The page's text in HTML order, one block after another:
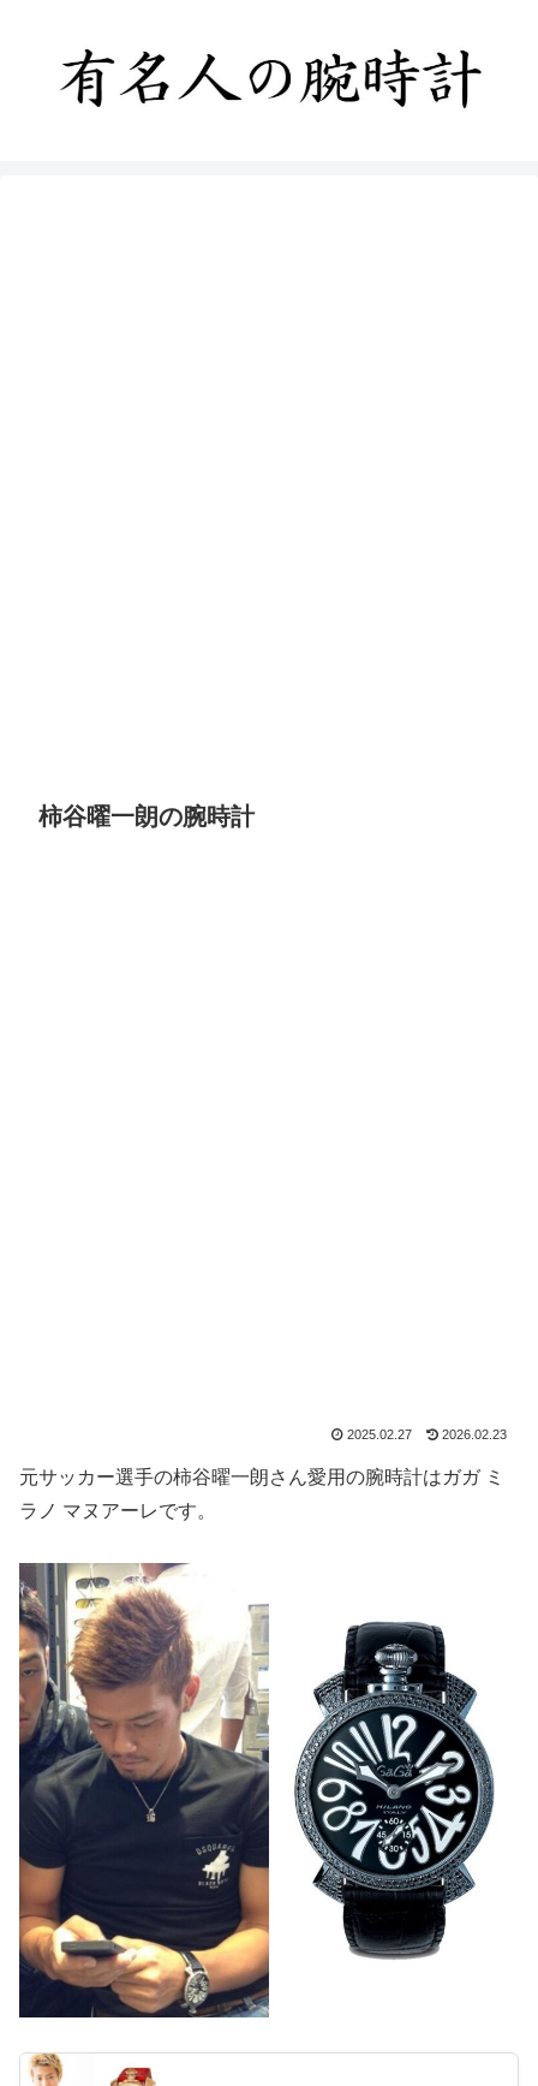
柿谷曜一朗の腕時計
2025.02.27 2026.02.23
元サッカー選手の柿谷曜一朗さん愛用の腕時計はガガ ミ
ラノ マヌアーレです。